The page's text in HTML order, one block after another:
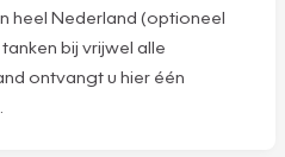
heel Nederland (optioneel
bij vrijwel alle
ontvangt u hier één